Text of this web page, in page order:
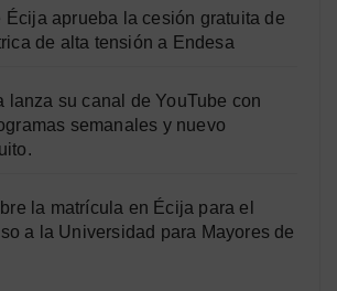
Écija aprueba la cesión gratuita de
de alta tensión a Endesa
lanza su canal de YouTube con
semanales y nuevo
la matrícula en Écija para el
a la Universidad para Mayores de